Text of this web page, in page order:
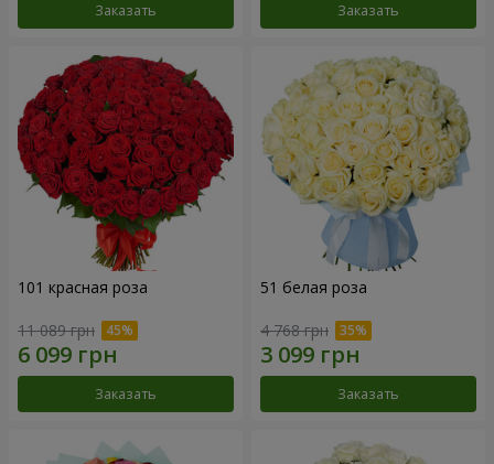
Заказать Заказать
101 красная роза
11 089 грн
Заказать
51 белая роза
4 768 грн
Заказать